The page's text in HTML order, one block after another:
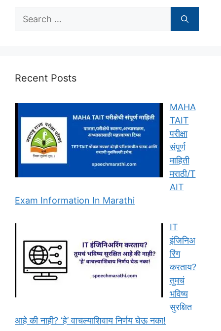
Search
Recent Posts
MAHA
TAIT
परीक्षा
संपूर्ण
माहिती
मराठी/T
AIT
Exam Information In Marathi
IT
इंजिनिअ
रिंग
करताय?
तुमचं
भविष्य
सुरक्षित
आहे की नाही? ‘हे’ वाचल्याशिवाय निर्णय घेऊ नका!